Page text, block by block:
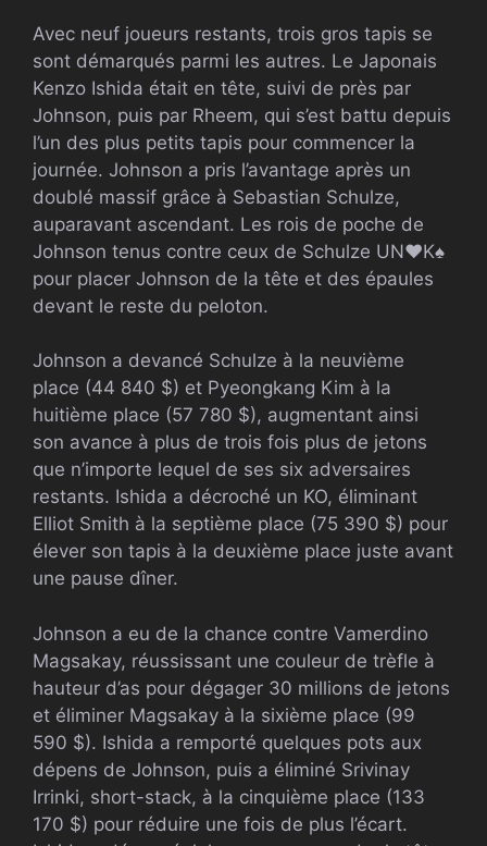
Avec neuf joueurs restants, trois gros tapis se
sont démarqués parmi les autres. Le Japonais
Kenzo Ishida était en tête, suivi de près par
Johnson, puis par Rheem, qui s’est battu depuis
l’un des plus petits tapis pour commencer la
journée. Johnson a pris l’avantage après un
doublé massif grâce à Sebastian Schulze,
auparavant ascendant. Les rois de poche de
Johnson tenus contre ceux de Schulze UN♥K♠
pour placer Johnson de la tête et des épaules
devant le reste du peloton.
Johnson a devancé Schulze à la neuvième
place (44 840 $) et Pyeongkang Kim à la
huitième place (57 780 $), augmentant ainsi
son avance à plus de trois fois plus de jetons
que n’importe lequel de ses six adversaires
restants. Ishida a décroché un KO, éliminant
Elliot Smith à la septième place (75 390 $) pour
élever son tapis à la deuxième place juste avant
une pause dîner.
Johnson a eu de la chance contre Vamerdino
Magsakay, réussissant une couleur de trèfle à
hauteur d’as pour dégager 30 millions de jetons
et éliminer Magsakay à la sixième place (99
590 $). Ishida a remporté quelques pots aux
dépens de Johnson, puis a éliminé Srivinay
Irrinki, short-stack, à la cinquième place (133
170 $) pour réduire une fois de plus l’écart.